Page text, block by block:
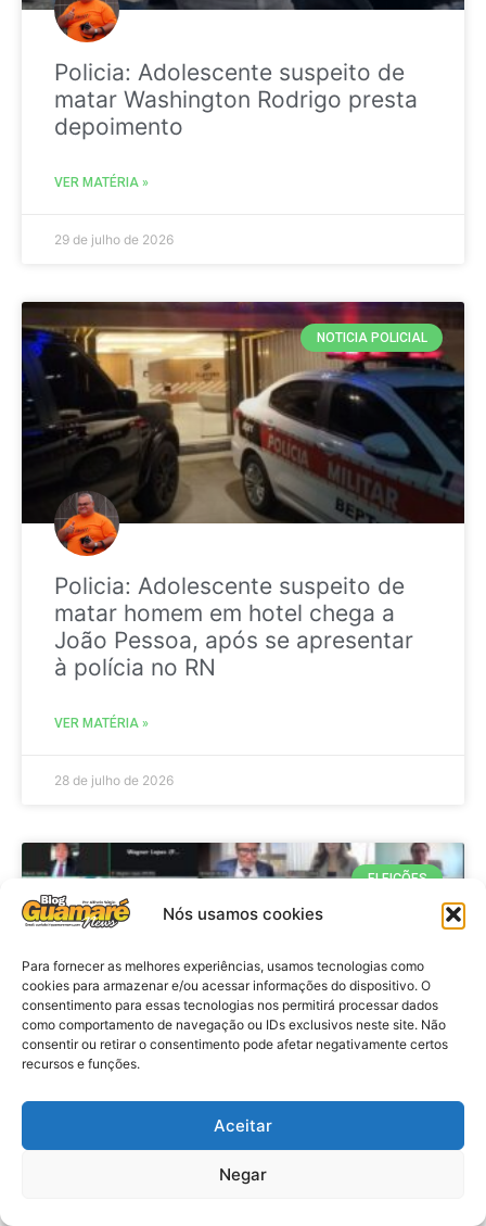
Nós usamos cookies
Para fornecer as melhores experiências, usamos tecnologias como
cookies para armazenar e/ou acessar informações do dispositivo. O
consentimento para essas tecnologias nos permitirá processar dados
como comportamento de navegação ou IDs exclusivos neste site. Não
consentir ou retirar o consentimento pode afetar negativamente certos
recursos e funções.
Aceitar
Negar
Policia: Adolescente suspeito de
matar Washington Rodrigo presta
depoimento
VER MATÉRIA »
29 de julho de 2026
NOTICIA POLICIAL
Policia: Adolescente suspeito de
matar homem em hotel chega a
João Pessoa, após se apresentar
à polícia no RN
VER MATÉRIA »
28 de julho de 2026
ELEIÇÕES
Eleições 2026: procuradores e
promotores eleitorais realizam
reunião de alinhamento no RN